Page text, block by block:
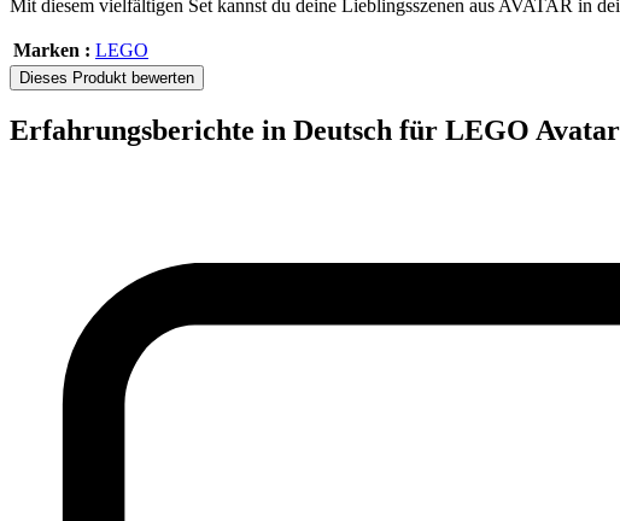
Mit diesem vielfältigen Set kannst du deine Lieblingsszenen aus AVATAR in
Marken : LEGO
Dieses Produkt bewerten
Erfahrungsberichte in Deutsch für LEGO